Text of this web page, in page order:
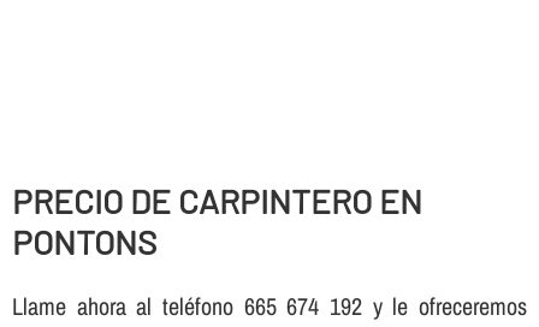
PRECIO DE CARPINTERO EN
PONTONS
Llame ahora al teléfono 665 674 192 y le ofreceremos